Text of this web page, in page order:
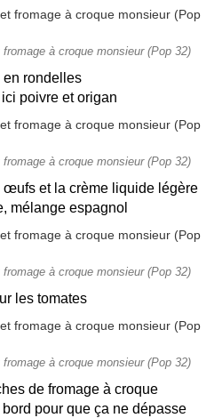
à croque monsieur (Pop 32)
en rondelles
poivre et origan
à croque monsieur (Pop 32)
œufs et la crème liquide légère
mélange espagnol
à croque monsieur (Pop 32)
les tomates
à croque monsieur (Pop 32)
de fromage à croque
pour que ça ne dépasse